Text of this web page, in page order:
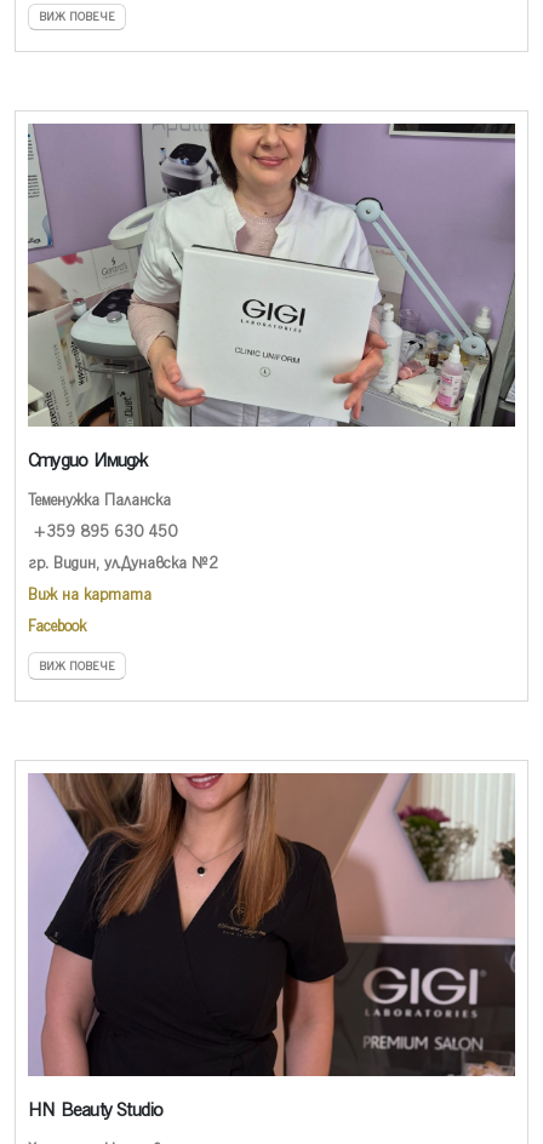
ВИЖ ПОВЕЧЕ
Студио Имидж
Теменужка Паланска
+359 895 630 450
гр. Видин, ул.Дунавска №2
Виж на картата
Facebook
ВИЖ ПОВЕЧЕ
HN Beauty Studio